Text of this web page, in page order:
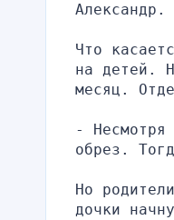
Александр.
Что
на детей.
месяц.
- Несмотря
обрез.
Но
дочки